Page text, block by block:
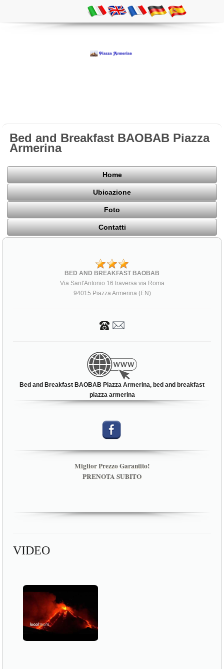
Bed and Breakfast BAOBAB Piazza
Armerina
Home
Ubicazione
Foto
Contatti
BED AND BREAKFAST BAOBAB
Via Sant'Antonio 16 traversa via Roma
94015 Piazza Armerina (EN)
Bed and Breakfast BAOBAB Piazza Armerina, bed and breakfast
piazza armerina
Miglior Prezzo Garantito!
PRENOTA SUBITO
VIDEO